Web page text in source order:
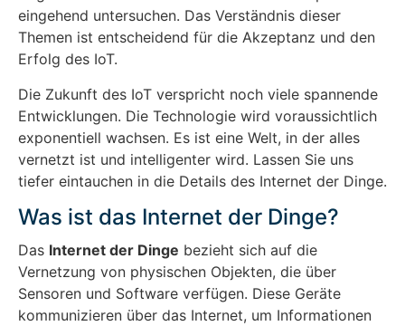
eingehend untersuchen. Das Verständnis dieser
Themen ist entscheidend für die Akzeptanz und den
Erfolg des IoT.
Die Zukunft des IoT verspricht noch viele spannende
Entwicklungen. Die Technologie wird voraussichtlich
exponentiell wachsen. Es ist eine Welt, in der alles
vernetzt ist und intelligenter wird. Lassen Sie uns
tiefer eintauchen in die Details des Internet der Dinge.
Was ist das Internet der Dinge?
Das Internet der Dinge bezieht sich auf die
Vernetzung von physischen Objekten, die über
Sensoren und Software verfügen. Diese Geräte
kommunizieren über das Internet, um Informationen